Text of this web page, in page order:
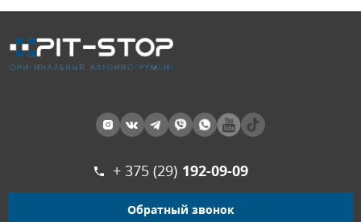
+ 375 (29) 192-09-09
Обратный звонок